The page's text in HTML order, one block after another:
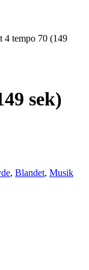
4 tempo 70 (149
sek)
, Blandet, Musik